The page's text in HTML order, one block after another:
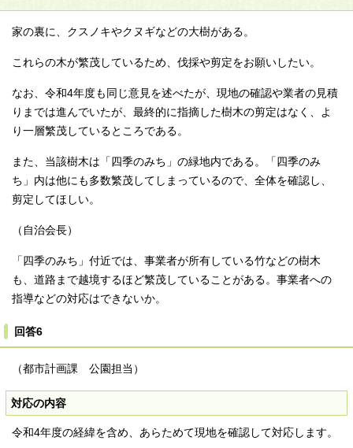
家の裏に、クスノキやクヌギなどの大樹がある。
これらの木が繁茂しているため、伐採や剪定をお願いしたい。
なお、令和4年度も同じ意見を述べたが、現地の確認や業者の見積
りまでは進んでいたが、最終的に指摘した樹木の剪定はなく、よ
り一層繁茂しているところである。
また、当該樹木は「四季のみち」の緑地内である。「四季のみ
ち」内は他にも多数繁茂してしまっているので、全体を確認し、
剪定してほしい。
（自治会長）
「四季のみち」付近では、事業者が所有している竹などの樹木
も、道路まで越境するほど繁茂していることがある。事業者への
指導などの対応はできないか。
回答6
（都市計画課 公園担当）
対応の内容
令和4年度の経緯を含め、あらためて現地を確認して対応します。